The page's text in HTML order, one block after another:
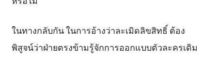
ในทางกลับกัน ในการอ้างว่าละเมิดลิขสิทธิ์ ต้อง
พิสูจน์ว่าฝ่ายตรงข้ามรู้จักการออกแบบตัวละครเดิม